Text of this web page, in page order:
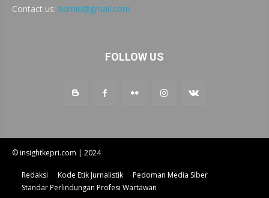
Contact us: admin@gmail.com
FOLLOW US
© insightkepri.com | 2024
Redaksi Kode Etik Jurnalistik
Pedoman Media Siber
Standar Perlindungan Profesi Wartawan